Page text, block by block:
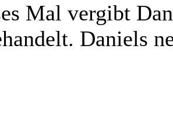
Mal vergibt
Daniels